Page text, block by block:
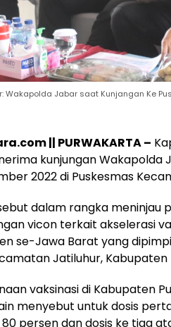
Wakapolda Jabar saat Kunjangan Ke
|| PURWAKARTA –
kunjungan Wakapolda
2022 di Puskesmas
dalam rangka meninjau
vicon terkait akselerasi
se-Jawa Barat yang
Jatiluhur,
vaksinasi di Kabupaten
menyebut untuk dosis
persen dan dosis ke tiga
Peristiwa
Viral…! Seorang
Kakek Diduga
Tunawisma
Dikeluhkan
Penumpang dan
TransJakarta
Karena Bau
Badan